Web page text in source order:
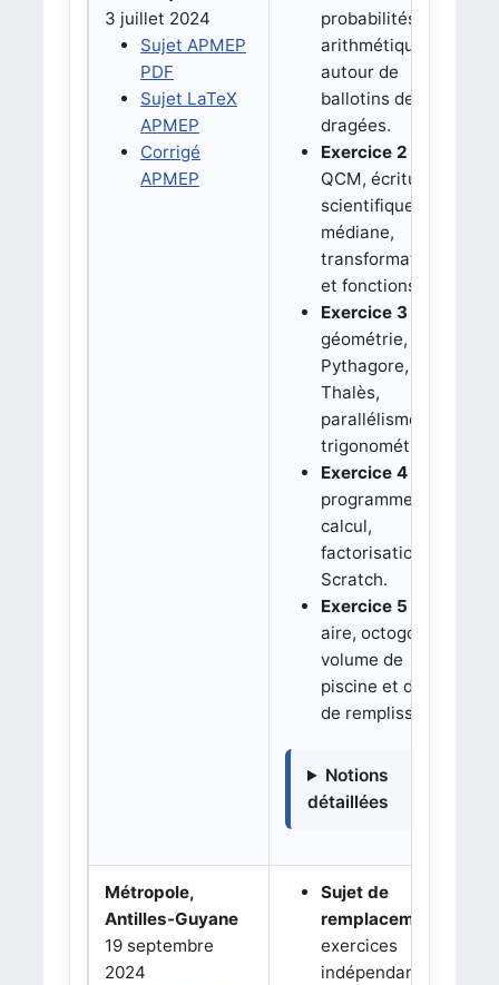
3 juillet 2024
Sujet APMEP
PDF
Sujet LaTeX
APMEP
Corrigé
APMEP
probabilités et
arithmétique
autour de
ballotins de
dragées.
Exercice 2 :
QCM, écriture
scientifique,
médiane,
transformations
et fonctions.
Exercice 3 :
géométrie,
Pythagore,
Thalès,
parallélisme et
trigonométrie.
Exercice 4 :
programme de
calcul,
factorisation et
Scratch.
Exercice 5 :
aire, octogone,
volume de
piscine et durée
de remplissage.
Notions
détaillées
Métropole,
Antilles-Guyane
19 septembre
2024
Sujet de
remplacement :
exercices
indépendants de